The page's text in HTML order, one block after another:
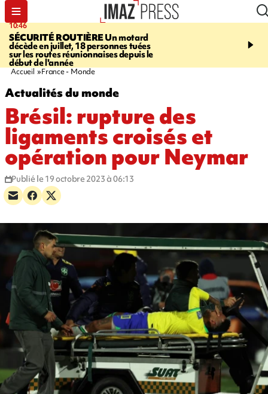
10:46
SÉCURITÉ ROUTIÈREUn motard
décède en juillet, 18 personnes tuées
sur les routes réunionnaises depuis le
début de l'année
13:49
mineurs - un courrier
Accueil France - Monde
Actualités du monde
Brésil: rupture des
ligaments croisés et
opération pour Neymar
Publié le 19 octobre 2023 à 06:13